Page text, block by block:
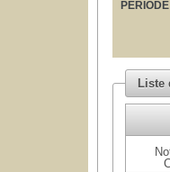
Liste